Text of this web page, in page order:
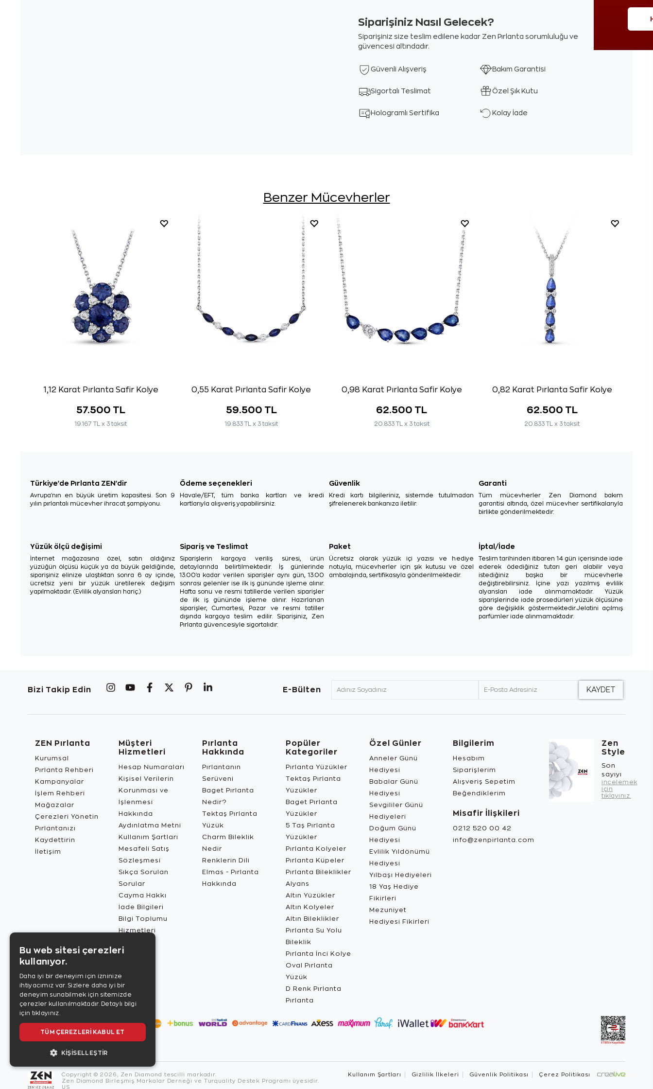
Siparişiniz Nasıl Gelecek?
Siparişiniz size teslim edilene kadar Zen Pırlanta sorumluluğu ve
güvencesi altındadır.
Güvenli Alışveriş Bakım Garantisi
Sigortalı Teslimat Özel Şık Kutu
Hologramlı Sertifika Kolay İade
Benzer Mücevherler
1,12 Karat Pırlanta Safir Kolye
57.500 TL
19.167 TL x 3 taksit
0,55 Karat Pırlanta Safir Kolye
59.500 TL
19.833 TL x 3 taksit
0,98 Karat Pırlanta Safir Kolye
62.500 TL
20.833 TL x 3 taksit
0,82 Karat Pırlanta Safir Kolye
62.500 TL
20.833 TL x 3 taksit
Türkiye'de Pırlanta ZEN'dir
Avrupa'nın en büyük üretim kapasitesi. Son 9
yılın pırlantalı mücevher ihracat şampiyonu.
Ödeme seçenekleri
Havale/EFT, tüm banka kartları ve kredi
kartlarıyla alışveriş yapabilirsiniz.
Güvenlik
Kredi kartı bilgileriniz, sistemde tutulmadan
şifrelenerek bankanıza iletilir.
Garanti
Tüm mücevherler Zen Diamond bakım
garantisi altında, özel mücevher sertifikalarıyla
birlikte gönderilmektedir.
Yüzük ölçü değişimi
İnternet mağazasına özel, satın aldığınız
yüzüğün ölçüsü küçük ya da büyük geldiğinde,
siparişiniz elinize ulaştıktan sonra 6 ay içinde,
ücretsiz yeni bir yüzük üretilerek değişim
yapılmaktadır. (Evlilik alyansları hariç.)
Sipariş ve Teslimat
Siparişlerin kargoya veriliş süresi, ürün
detaylarında belirtilmektedir. İş günlerinde
13.00'a kadar verilen siparişler aynı gün, 13.00
sonrası gelenler ise ilk iş gününde işleme alınır.
Hafta sonu ve resmi tatillerde verilen siparişler
de ilk iş gününde işleme alınır. Hazırlanan
siparişler, Cumartesi, Pazar ve resmi tatiller
dışında kargoya teslim edilir. Siparişiniz, Zen
Pırlanta güvencesiyle sigortalıdır.
Paket
Ücretsiz olarak yüzük içi yazısı ve hediye
notuyla, mücevherler için şık kutusu ve özel
ambalajında, sertifikasıyla gönderilmektedir.
İptal/İade
Teslim tarihinden itibaren 14 gün içerisinde iade
ederek ödediğiniz tutarı geri alabilir veya
istediğiniz başka bir mücevherle
değiştirebilirsiniz. İçine yazı yazılmış evlilik
alyansları iade alınmamaktadır. Yüzük
siparişlerinde iade prosedürleri yüzük ölçüsüne
göre değişiklik göstermektedir.Jelatini açılmış
parfümler iade alınmamaktadır.
Bizi Takip Edin E-Bülten
ZEN Pırlanta
Kurumsal
Pırlanta Rehberi
Kampanyalar
İşlem Rehberi
Mağazalar
Çerezleri Yönetin
Pırlantanızı
Kaydettirin
İletişim
Müşteri
Hizmetleri
Hesap Numaraları
Kişisel Verilerin
Korunması ve
İşlenmesi
Hakkında
Aydınlatma Metni
Kullanım Şartları
Mesafeli Satış
Sözleşmesi
Sıkça Sorulan
Sorular
Cayma Hakkı
İade Bilgileri
Bilgi Toplumu
Hizmetleri
Pırlanta
Hakkında
Pırlantanın
Serüveni
Baget Pırlanta
Nedir?
Tektaş Pırlanta
Yüzük
Charm Bileklik
Nedir
Renklerin Dili
Elmas - Pırlanta
Hakkında
Popüler
Kategoriler
Pırlanta Yüzükler
Tektaş Pırlanta
Yüzükler
Baget Pırlanta
Yüzükler
5 Taş Pırlanta
Yüzükler
Pırlanta Kolyeler
Pırlanta Küpeler
Pırlanta Bileklikler
Alyans
Altın Yüzükler
Altın Kolyeler
Altın Bileklikler
Pırlanta Su Yolu
Bileklik
Pırlanta İnci Kolye
Oval Pırlanta
Yüzük
D Renk Pırlanta
Pırlanta
Özel Günler
Anneler Günü
Hediyesi
Babalar Günü
Hediyesi
Sevgililer Günü
Hediyeleri
Doğum Günü
Hediyesi
Evlilik Yıldönümü
Hediyesi
Yılbaşı Hediyeleri
18 Yaş Hediye
Fikirleri
Mezuniyet
Hediyesi Fikirleri
Bilgilerim
Hesabım
Siparişlerim
Alışveriş Sepetim
Beğendiklerim
Misafir İlişkileri
0212 520 00 42
info@zenpirlanta.com
Zen
Style
Son
sayıyı
incelemek
için
tıklayınız.
Copyright © 2026, Zen Diamond tescilli markadır.
Zen Diamond Birleşmiş Markalar Derneği ve Turquality Destek Programı üyesidir.
US
Kullanım Şartları Gizlilik İlkeleri Güvenlik Politikası Çerez Politikası
Bu web sitesi çerezleri
kullanıyor.
Daha iyi bir deneyim için izninize
ihtiyacımız var. Sizlere daha iyi bir
deneyim sunabilmek için sitemizde
çerezler kullanılmaktadır. Detaylı bilgi
için tıklayınız.
TÜM ÇEREZLERI KABUL ET
KIŞISELLEŞTIR